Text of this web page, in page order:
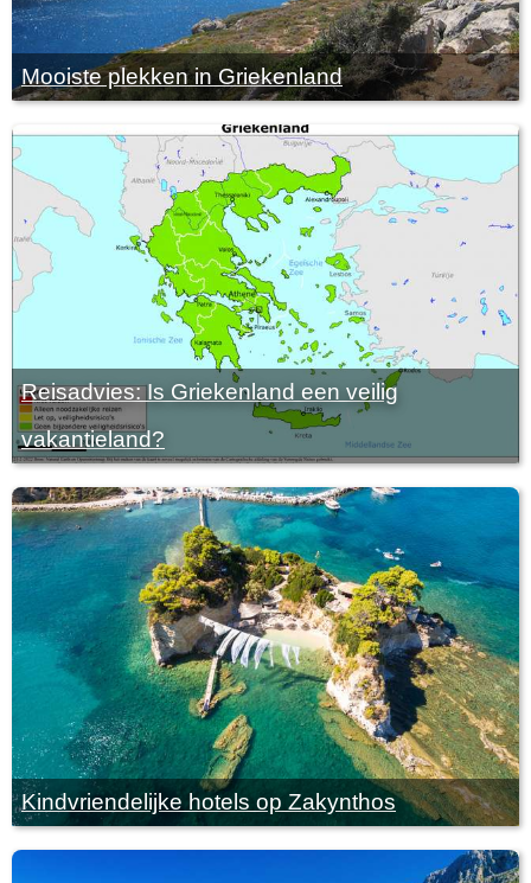
Mooiste plekken in Griekenland
Reisadvies: Is Griekenland een veilig
vakantieland?
Kindvriendelijke hotels op Zakynthos